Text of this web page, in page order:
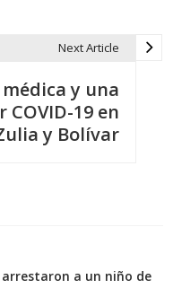
Next Article
y una
19 en
y Bolívar
a un niño de